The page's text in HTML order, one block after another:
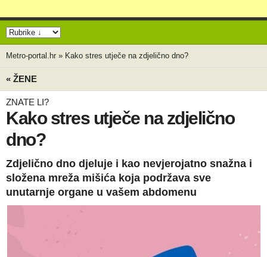
Metro-portal.hr » Kako stres utječe na zdjelično dno?
« ŽENE
ZNATE LI?
Kako stres utječe na zdjelično
dno?
Zdjelično dno djeluje i kao nevjerojatno snažna i
složena mreža mišića koja podržava sve
unutarnje organe u vašem abdomenu